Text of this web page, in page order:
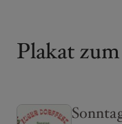
Plakat